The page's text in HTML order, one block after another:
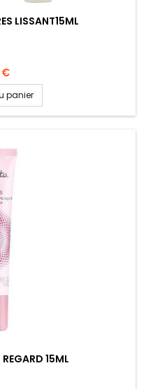
LISSANT15ML
€
panier
15ML